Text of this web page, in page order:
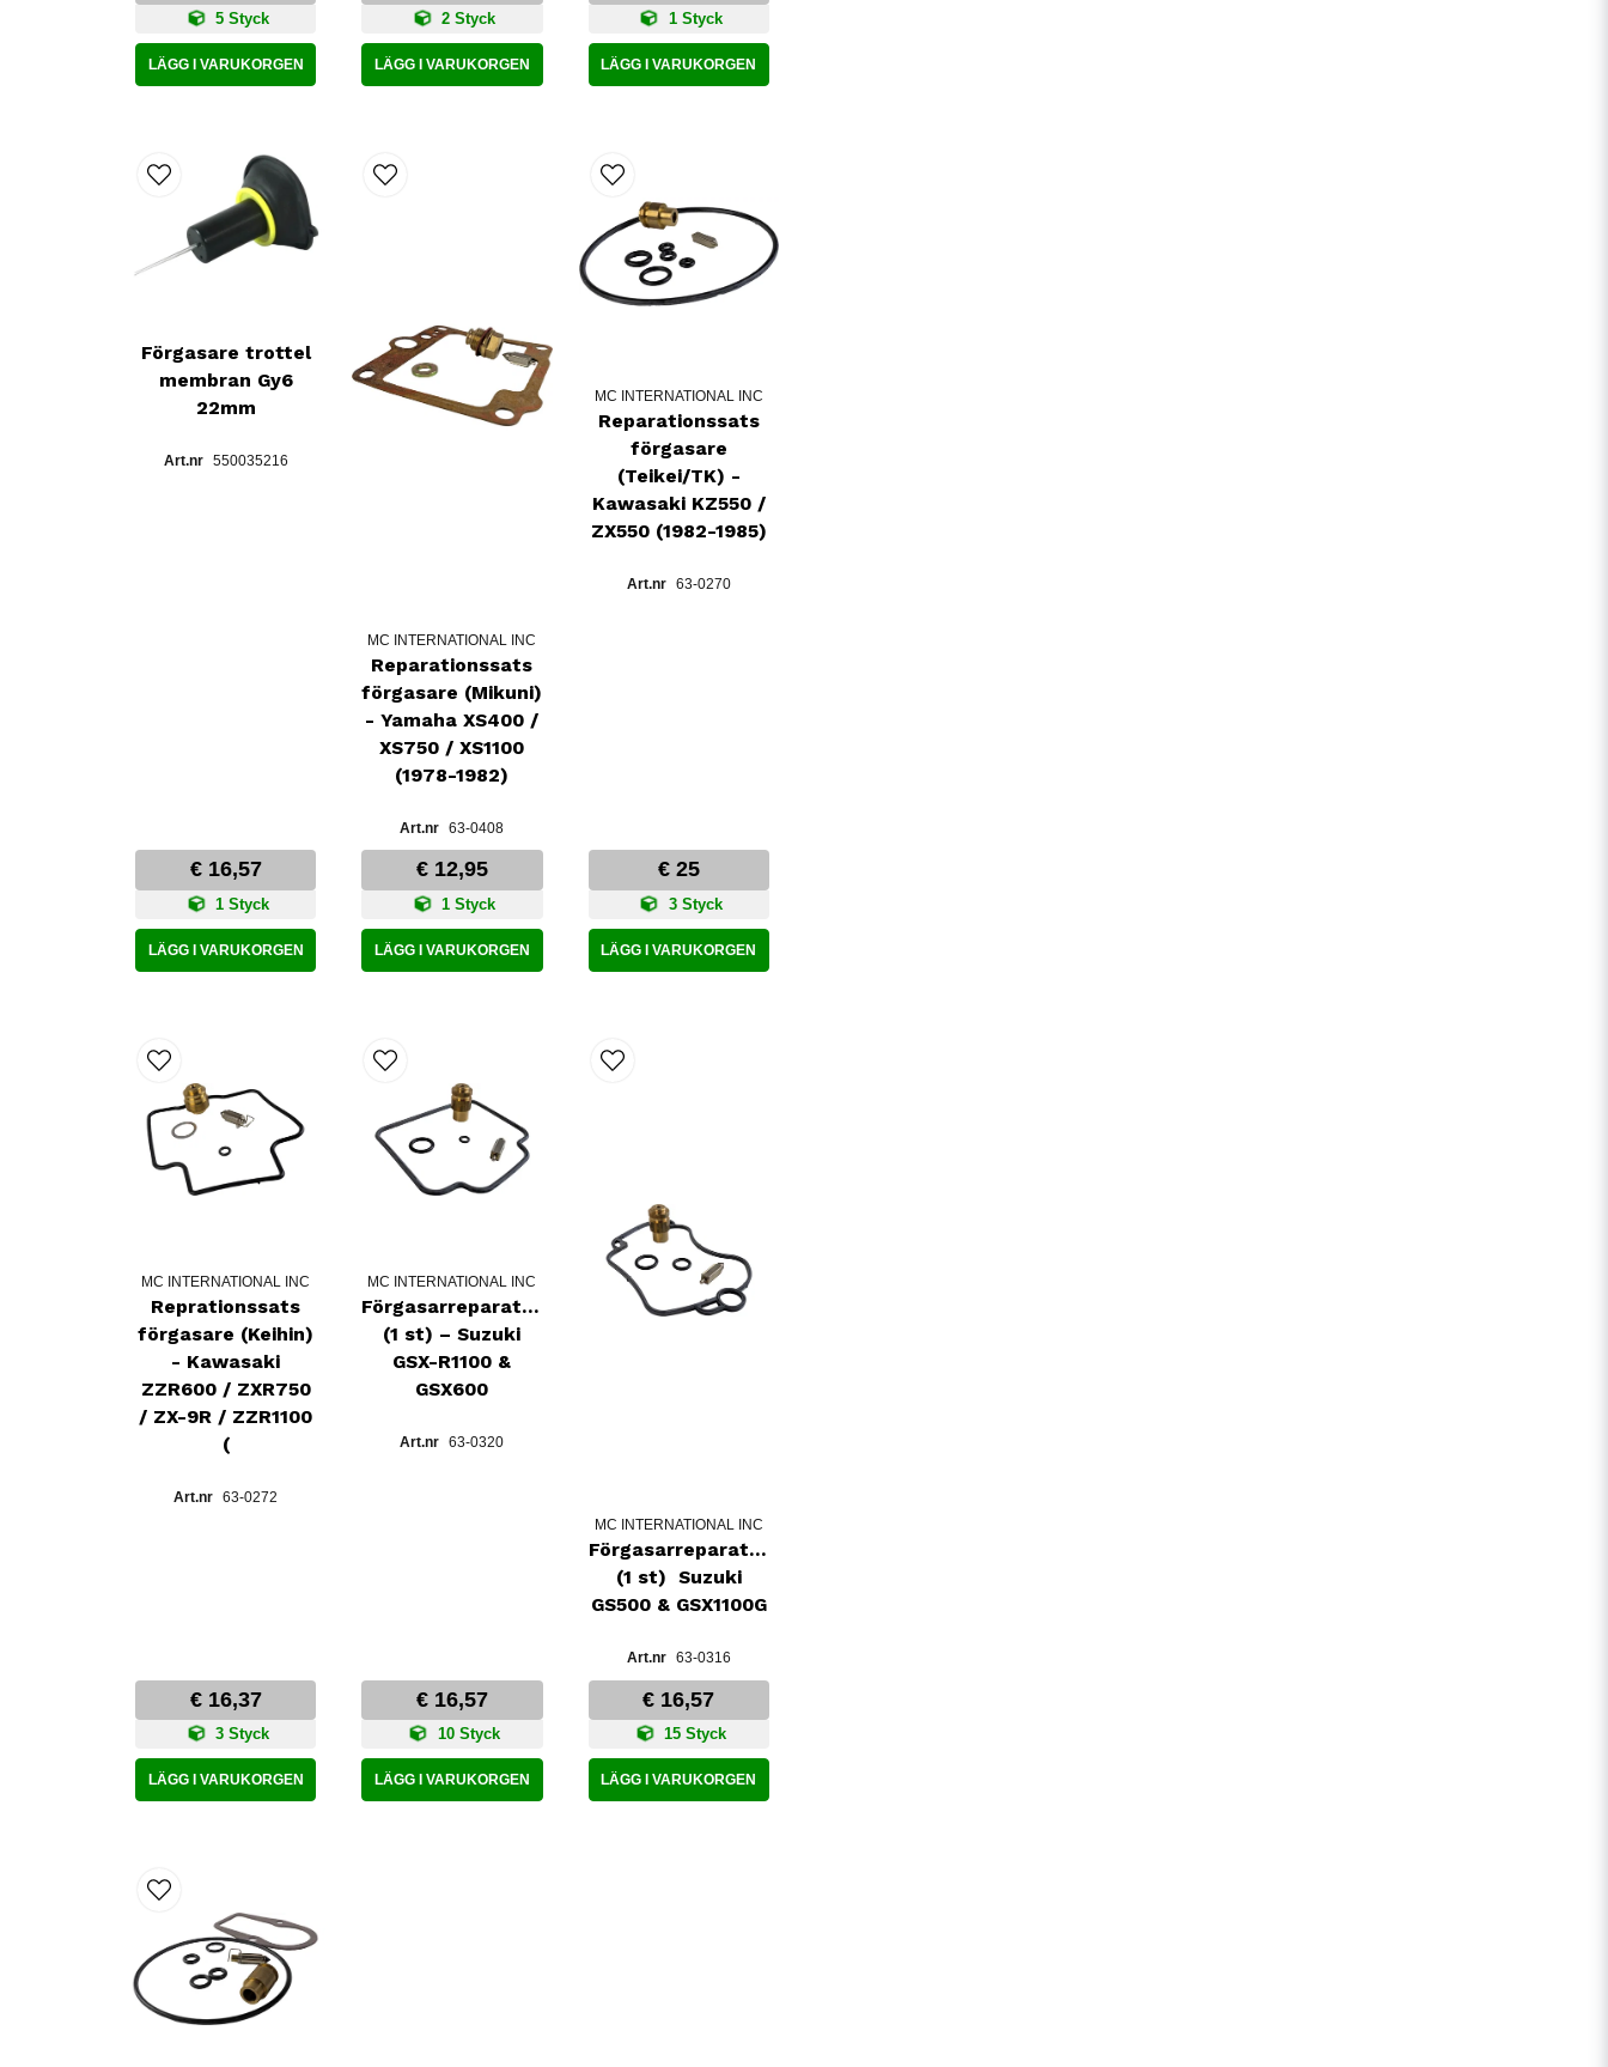
5 Styck
LÄGG I VARUKORGEN
2 Styck
LÄGG I VARUKORGEN
1 Styck
LÄGG I VARUKORGEN
Förgasare trottel
membran Gy6
22mm
550035216
€ 16,57
1 Styck
LÄGG I VARUKORGEN
MC INTERNATIONAL INC
Reparationssats
förgasare (Mikuni)
- Yamaha XS400 /
XS750 / XS1100
(1978-1982)
63-0408
€ 12,95
1 Styck
LÄGG I VARUKORGEN
MC INTERNATIONAL INC
Reparationssats
förgasare
(Teikei/TK) -
Kawasaki KZ550 /
ZX550 (1982-1985)
63-0270
€ 25
3 Styck
LÄGG I VARUKORGEN
MC INTERNATIONAL INC
Reprationssats
förgasare (Keihin)
- Kawasaki
ZZR600 / ZXR750
/ ZX-9R / ZZR1100
(
63-0272
€ 16,37
3 Styck
LÄGG I VARUKORGEN
MC INTERNATIONAL INC
Förgasarreparationssats
(1 st) – Suzuki
GSX-R1100 &
GSX600
63-0320
€ 16,57
10 Styck
LÄGG I VARUKORGEN
MC INTERNATIONAL INC
Förgasarreparationssats
(1 st)  Suzuki
GS500 & GSX1100G
63-0316
€ 16,57
15 Styck
LÄGG I VARUKORGEN